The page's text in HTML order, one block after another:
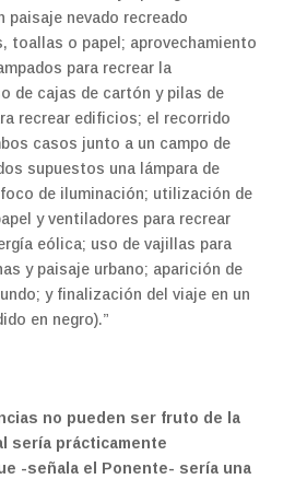
paisaje nevado recreado
toallas o papel; aprovechamiento
para recrear la
de cajas de cartón y pilas de
recrear edificios; el recorrido
casos junto a un campo de
supuestos una lámpara de
de iluminación; utilización de
y ventiladores para recrear
eólica; uso de vajillas para
y paisaje urbano; aparición de
y finalización del viaje en un
en negro).”
no pueden ser fruto de la
sería prácticamente
-señala el Ponente- sería una